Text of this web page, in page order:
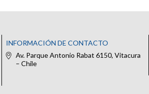
INFORMACIÓN DE CONTACTO
Av. Parque Antonio Rabat 6150, Vitacura
– Chile